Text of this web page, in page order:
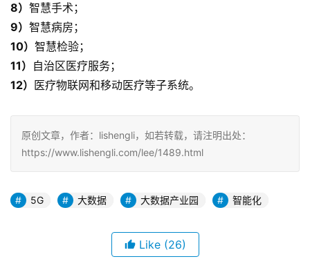
8） 智慧手术；
9） 智慧病房；
10） 智慧检验；
11） 自治区医疗服务；
12） 医疗物联网和移动医疗等子系统。
原创文章，作者：lishengli，如若转载，请注明出处：
https://www.lishengli.com/lee/1489.html
5G 大数据 大数据产业园 智能化
Like (26)